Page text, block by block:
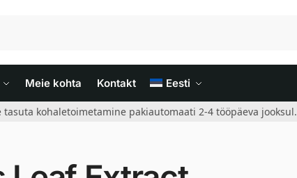
Meie kohta Kontakt Eesti
tasuta kohaletoimetamine pakiautomaati 2-4 tööpäeva jooksul.